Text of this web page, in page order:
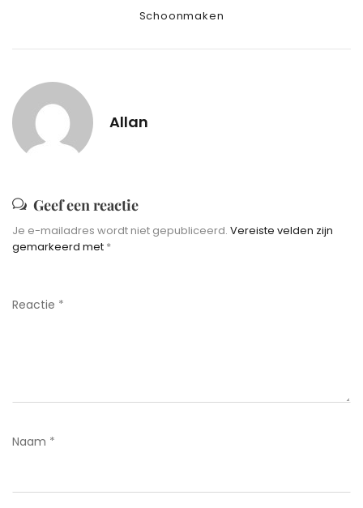
Categories
Schoonmaken
Allan
Geef een reactie
Je e-mailadres wordt niet gepubliceerd. Vereiste velden zijn
gemarkeerd met *
Reactie *
Naam *